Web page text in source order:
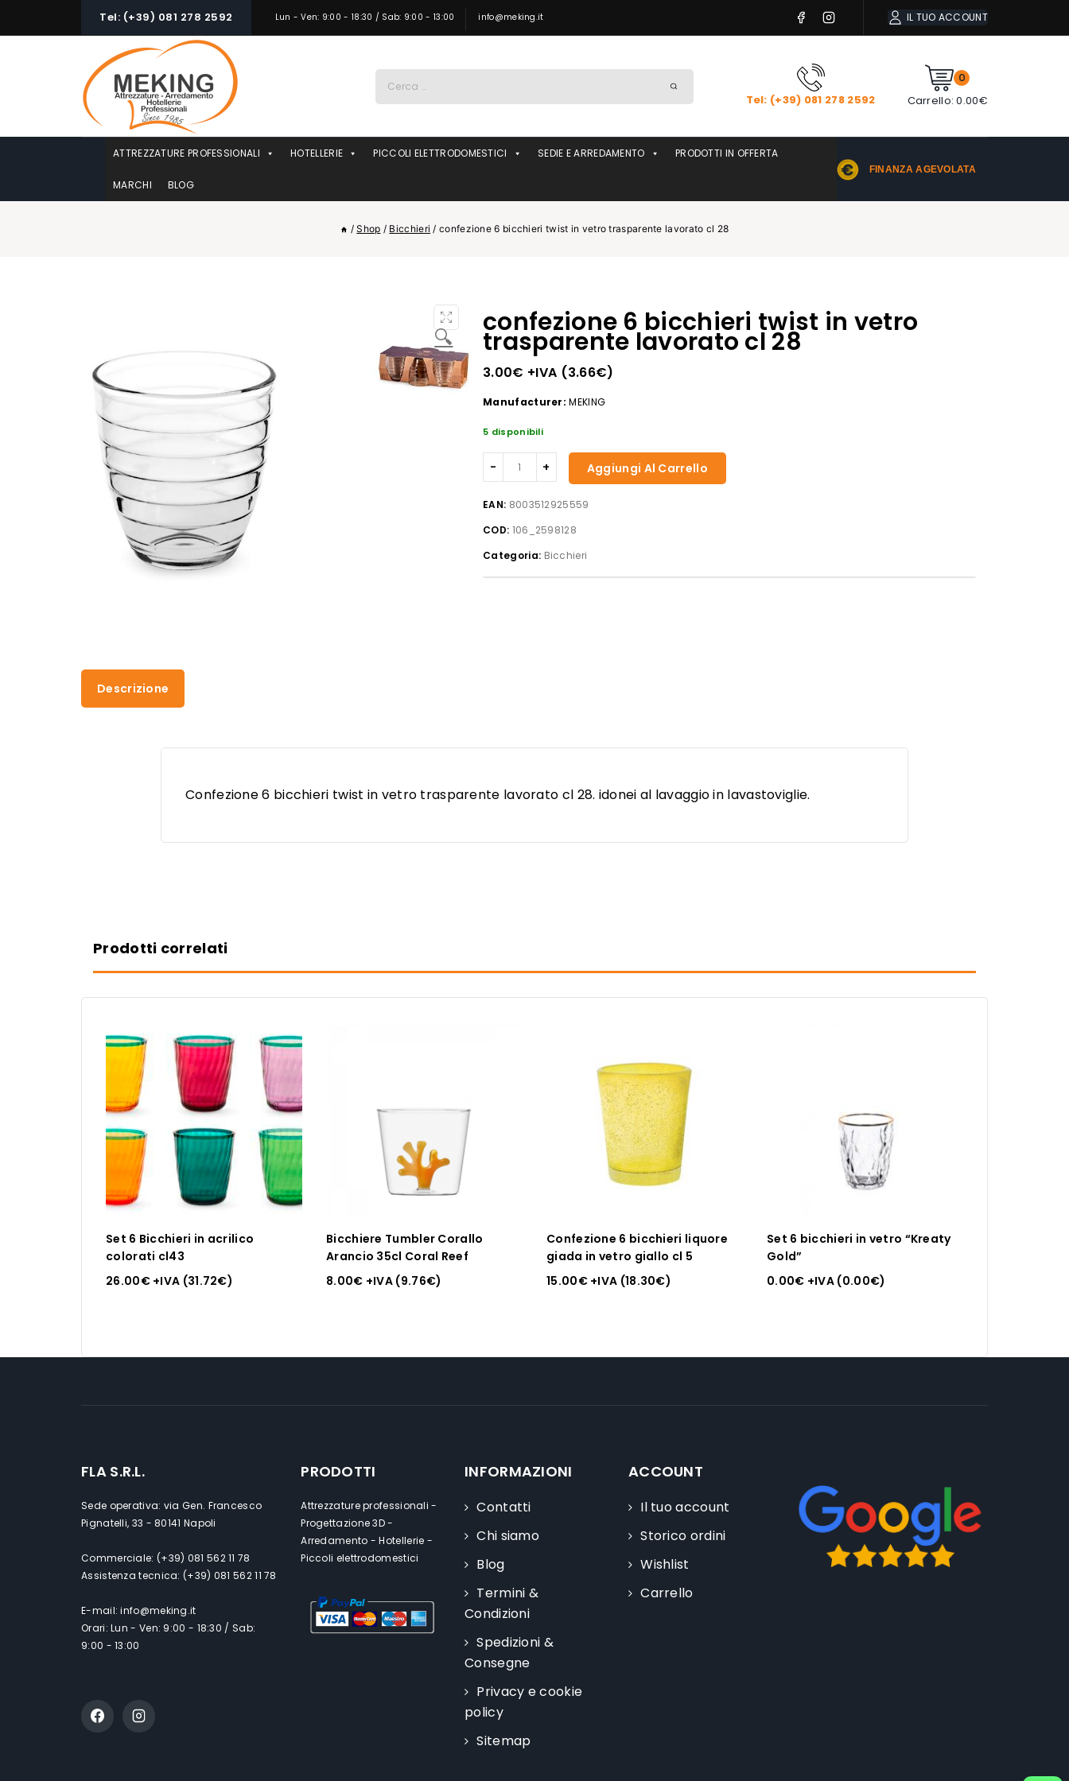
Tel: (+39) 081 278 2592 Lun - Ven: 9:00 - 18:30 / Sab: 9:00 - 13:00 info@meking.it IL TUO ACCOUNT
per:
Tel: (+39) 081 278 2592
0
Carrello: 0.00€
ATTREZZATURE PROFESSIONALI HOTELLERIE PICCOLI ELETTRODOMESTICI SEDIE E ARREDAMENTO PRODOTTI IN OFFERTA
MARCHI BLOG
FINANZA AGEVOLATA
/ Shop / Bicchieri / confezione 6 bicchieri twist in vetro trasparente lavorato cl 28
🔍 confezione 6 bicchieri twist in vetro
trasparente lavorato cl 28
3.00€ +IVA (3.66€)
Manufacturer: MEKING
5 disponibili
confezione
6
in
vetro
trasparente
Aggiungi Al Carrello
EAN: 8003512925559
COD: 106_2598128
Categoria: Bicchieri
Descrizione
Confezione 6 bicchieri twist in vetro trasparente lavorato cl 28. idonei al lavaggio in lavastoviglie.
Prodotti correlati
Set 6 Bicchieri in acrilico
colorati cl43
26.00€+IVA (31.72€)
Bicchiere Tumbler Corallo
Arancio 35cl Coral Reef
8.00€ +IVA (9.76€)
Confezione 6 bicchieri liquore
giada in vetro giallo cl 5
15.00€+IVA (18.30€)
Set 6 bicchieri in vetro “Kreaty
Gold”
0.00€ +IVA (0.00€)
FLA S.R.L.
Sede operativa: via Gen. Francesco
Pignatelli, 33 - 80141 Napoli
Commerciale: (+39) 081 562 11 78
Assistenza tecnica: (+39) 081 562 11 78
E-mail: info@meking.it
Orari: Lun - Ven: 9:00 - 18:30 / Sab:
9:00 - 13:00
PRODOTTI
Attrezzature professionali -
Progettazione 3D -
Arredamento - Hotellerie -
Piccoli elettrodomestici
INFORMAZIONI
Contatti
Chi siamo
Blog
Termini &
Condizioni
Spedizioni &
Consegne
Privacy e cookie
policy
Sitemap
ACCOUNT
Il tuo account
Storico ordini
Wishlist
Carrello